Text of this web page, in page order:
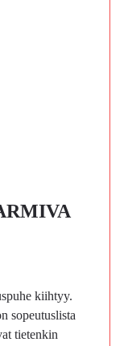
kiihtyy.
sopeutuslista
tietenkin